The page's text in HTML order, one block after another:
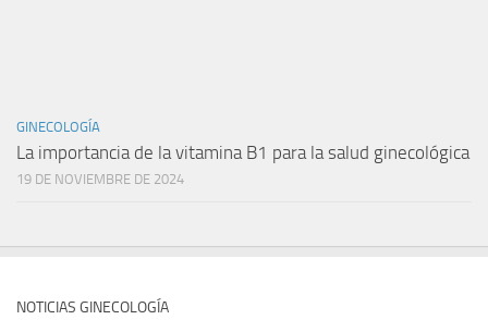
GINECOLOGÍA
La importancia de la vitamina B1 para la salud ginecológica
19 DE NOVIEMBRE DE 2024
NOTICIAS GINECOLOGÍA